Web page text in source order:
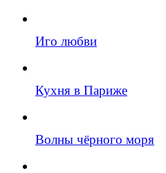
Иго любви
Кухня в Париже
Волны чёрного моря